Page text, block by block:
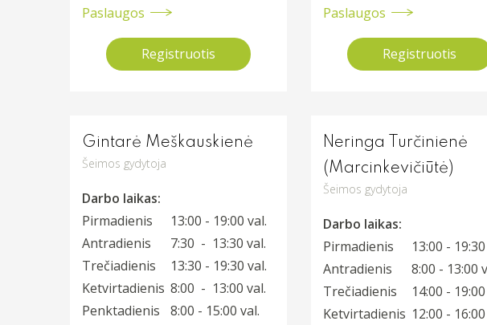
Paslaugos
Registruotis
Paslaugos
Registruotis
Gintarė Meškauskienė
Šeimos gydytoja
Darbo laikas:
Pirmadienis
13:00 - 19:00 val.
Antradienis
7:30 - 13:30 val.
Trečiadienis
13:30 - 19:30 val.
Ketvirtadienis 8:00 - 13:00 val.
Penktadienis
8:00 - 15:00 val.
Neringa Turčinienė
(Marcinkevičiūtė)
Šeimos gydytoja
Darbo laikas:
Pirmadienis
13:00 -
Antradienis
8:00 - 13:00
Trečiadienis
14:00 -
Ketvirtadienis 12:00 -